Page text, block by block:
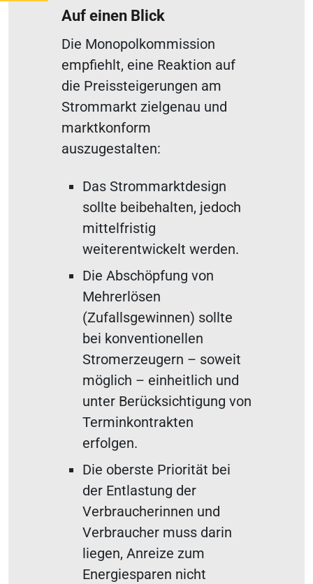
Auf einen Blick
Die Monopolkommission
empfiehlt, eine Reaktion auf
die Preissteigerungen am
Strommarkt zielgenau und
marktkonform
auszugestalten:
Das Strommarktdesign
sollte beibehalten, jedoch
mittelfristig
weiterentwickelt werden.
Die Abschöpfung von
Mehrerlösen
(Zufallsgewinnen) sollte
bei konventionellen
Stromerzeugern – soweit
möglich – einheitlich und
unter Berücksichtigung von
Terminkontrakten
erfolgen.
Die oberste Priorität bei
der Entlastung der
Verbraucherinnen und
Verbraucher muss darin
liegen, Anreize zum
Energiesparen nicht